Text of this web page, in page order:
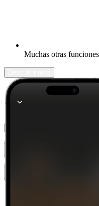
Muchas otras